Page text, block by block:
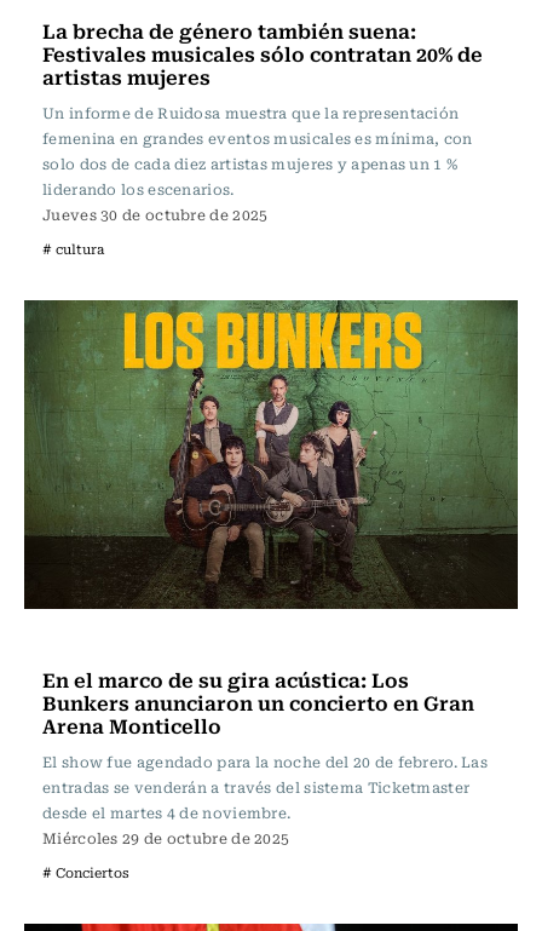
La brecha de género también suena:
Festivales musicales sólo contratan 20% de
artistas mujeres
Un informe de Ruidosa muestra que la representación
femenina en grandes eventos musicales es mínima, con
solo dos de cada diez artistas mujeres y apenas un 1 %
liderando los escenarios.
Jueves 30 de octubre de 2025
# cultura
En el marco de su gira acústica: Los
Bunkers anunciaron un concierto en Gran
Arena Monticello
El show fue agendado para la noche del 20 de febrero. Las
entradas se venderán a través del sistema Ticketmaster
desde el martes 4 de noviembre.
Miércoles 29 de octubre de 2025
# Conciertos